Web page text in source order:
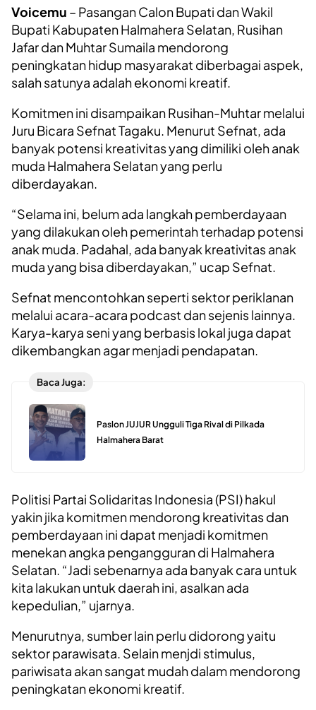
Voicemu – Pasangan Calon Bupati dan Wakil
Bupati Kabupaten Halmahera Selatan, Rusihan
Jafar dan Muhtar Sumaila mendorong
peningkatan hidup masyarakat diberbagai aspek,
salah satunya adalah ekonomi kreatif.
Komitmen ini disampaikan Rusihan-Muhtar melalui
Juru Bicara Sefnat Tagaku. Menurut Sefnat, ada
banyak potensi kreativitas yang dimiliki oleh anak
muda Halmahera Selatan yang perlu
diberdayakan.
“Selama ini, belum ada langkah pemberdayaan
yang dilakukan oleh pemerintah terhadap potensi
anak muda. Padahal, ada banyak kreativitas anak
muda yang bisa diberdayakan,” ucap Sefnat.
Sefnat mencontohkan seperti sektor periklanan
melalui acara-acara podcast dan sejenis lainnya.
Karya-karya seni yang berbasis lokal juga dapat
dikembangkan agar menjadi pendapatan.
Baca Juga:
Paslon JUJUR Ungguli Tiga Rival di Pilkada
Halmahera Barat
Politisi Partai Solidaritas Indonesia (PSI) hakul
yakin jika komitmen mendorong kreativitas dan
pemberdayaan ini dapat menjadi komitmen
menekan angka pengangguran di Halmahera
Selatan. “Jadi sebenarnya ada banyak cara untuk
kita lakukan untuk daerah ini, asalkan ada
kepedulian,” ujarnya.
Menurutnya, sumber lain perlu didorong yaitu
sektor parawisata. Selain menjdi stimulus,
pariwisata akan sangat mudah dalam mendorong
peningkatan ekonomi kreatif.